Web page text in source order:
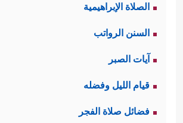
الصلاة الإبراهيمية
السنن الرواتب
آيات الصبر
قيام الليل وفضله
فضائل صلاة الفجر